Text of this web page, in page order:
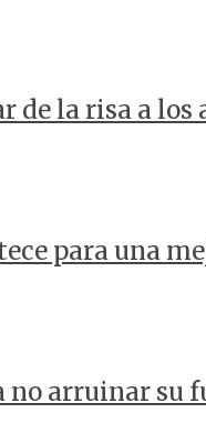
de la risa a los
para una
no arruinar su